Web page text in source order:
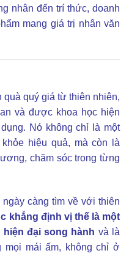
nhân đến trí thức, doanh
mang giá trị nhân văn
quà quý giá từ thiên nhiên,
và được khoa học hiện
Nó không chỉ là một
hiệu quả, mà còn là
chăm sóc trong từng
càng tìm về với thiên
khẳng định vị thế là một
đại song hành và là
mọi mái ấm, không chỉ ở